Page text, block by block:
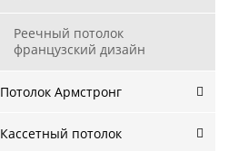
Реечный потолок
французский дизайн
Потолок Армстронг
Кассетный потолок